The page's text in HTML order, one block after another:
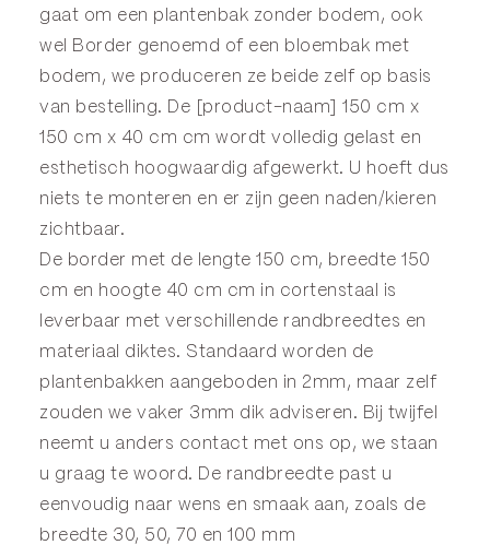
gaat om een plantenbak zonder bodem, ook
wel
Border genoemd of een bloembak met
bodem, we produceren ze beide zelf op basis
van bestelling. De [product-naam] 150 cm x
150 cm x 40 cm cm wordt volledig gelast en
esthetisch hoogwaardig afgewerkt. U hoeft dus
niets te monteren en er zijn geen naden/kieren
zichtbaar.
De border met de lengte 150 cm, breedte 150
cm en hoogte 40 cm cm in cortenstaal is
leverbaar met verschillende randbreedtes en
materiaal diktes. Standaard worden de
plantenbakken aangeboden in 2mm, maar zelf
zouden we vaker 3mm dik adviseren. Bij twijfel
neemt u anders contact met ons op, we staan
u graag te woord. De randbreedte past u
eenvoudig naar wens en smaak aan, zoals de
breedte 30, 50, 70 en 100 mm